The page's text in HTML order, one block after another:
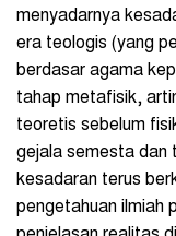
menyadarnya
era teologis (yang
berdasar agama
tahap metafisik,
teoretis sebelum
gejala semesta dan
kesadaran terus
pengetahuan ilmiah